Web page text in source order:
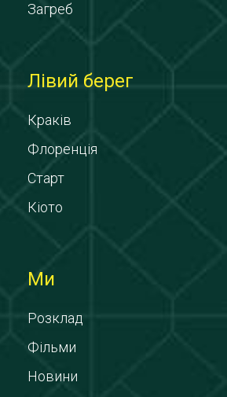
Загреб
Лівий берег
Краків
Флоренція
Старт
Кіото
Ми
Розклад
Фільми
Новини